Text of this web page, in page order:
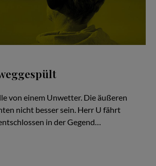
von einem Unwetter. Die äußeren
nicht besser sein. Herr U fährt
in der Gegend…